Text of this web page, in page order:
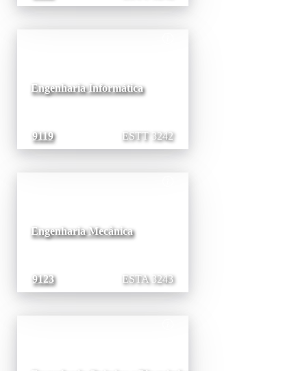
9119
Engenharia Informática
ESTT 3242
9123
Engenharia Mecânica
ESTA 3243